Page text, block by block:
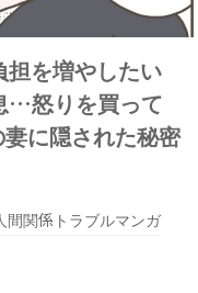
を増やしたい
…怒りを買って
に隠された秘密
間関係トラブルマンガ